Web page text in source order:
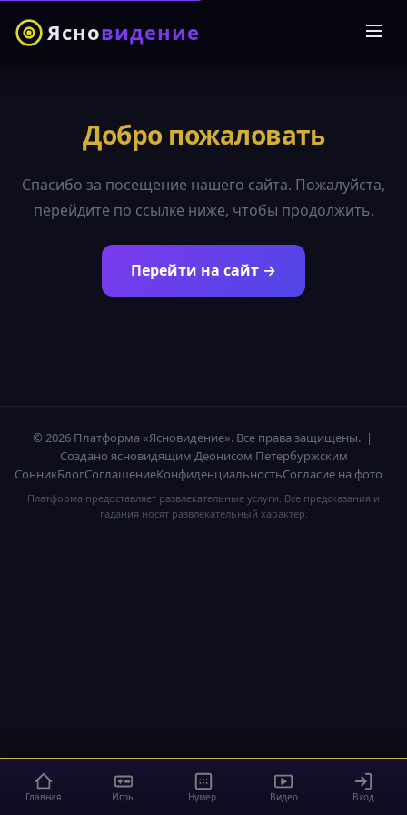
Ясновидение
Добро пожаловать
Спасибо за посещение нашего сайта. Пожалуйста,
перейдите по ссылке ниже, чтобы продолжить.
Перейти на сайт →
© 2026 Платформа «Ясновидение». Все права защищены. |
Создано ясновидящим Деонисом Петербуржским
СонникБлогСоглашениеКонфиденциальностьСогласие на фото
Платформа предоставляет развлекательные услуги. Все предсказания и
гадания носят развлекательный характер.
Главная Игры Нумер. Видео Вход